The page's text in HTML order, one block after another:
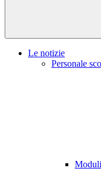
Le notizie
Personale